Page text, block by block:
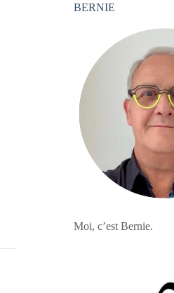
BERNIE
Moi, c’est Bernie.